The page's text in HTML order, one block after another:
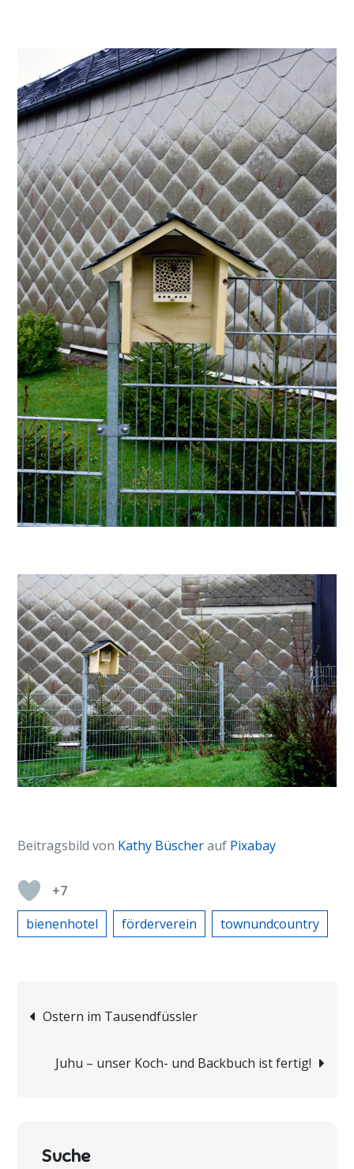
Beitragsbild von Kathy Büscherauf Pixabay
+7
bienenhotel
förderverein townundcountry
Beitragsnavigation
Ostern im Tausendfüssler
Juhu – unser Koch- und Backbuch ist fertig!
Suche